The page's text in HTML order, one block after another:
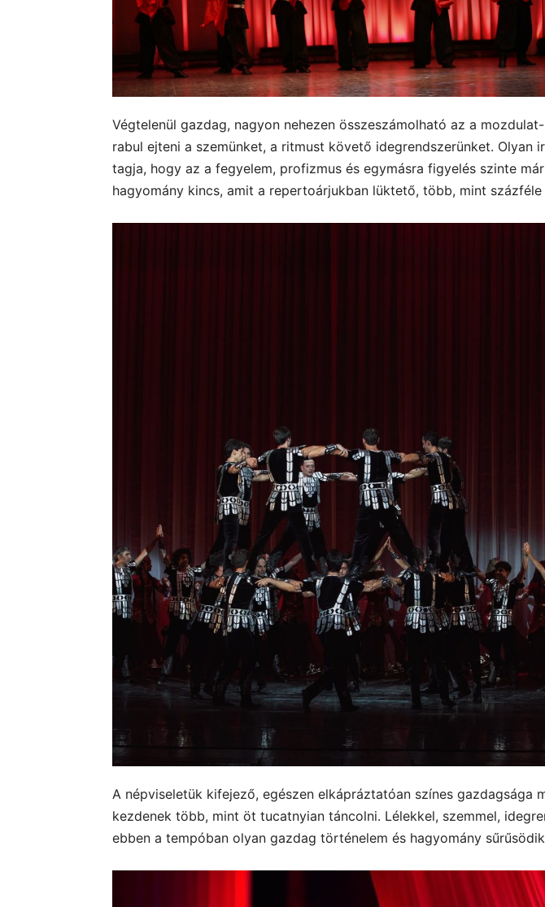
Végtelenül gazdag, nagyon nehezen összeszámolható az a
rabul ejteni a szemünket, a ritmust követő idegrendszerünket.
tagja, hogy az a fegyelem, profizmus és egymásra figyelés szinte
hagyomány kincs, amit a repertoárjukban lüktető, több, mint
A népviseletük kifejező, egészen elkápráztatóan színes
kezdenek több, mint öt tucatnyian táncolni. Lélekkel, szemmel,
ebben a tempóban olyan gazdag történelem és hagyomány